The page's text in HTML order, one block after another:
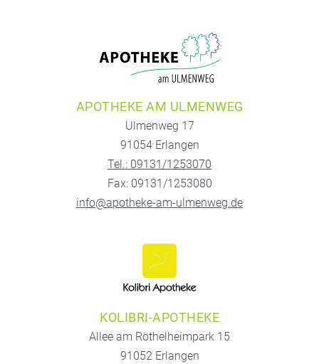
APOTHEKE AM ULMENWEG
Ulmenweg 17
91054 Erlangen
Tel.: 09131/1253070
Fax: 09131/1253080
info@apotheke-am-ulmenweg.de
KOLIBRI-APOTHEKE
Allee am Röthelheimpark 15
91052 Erlangen